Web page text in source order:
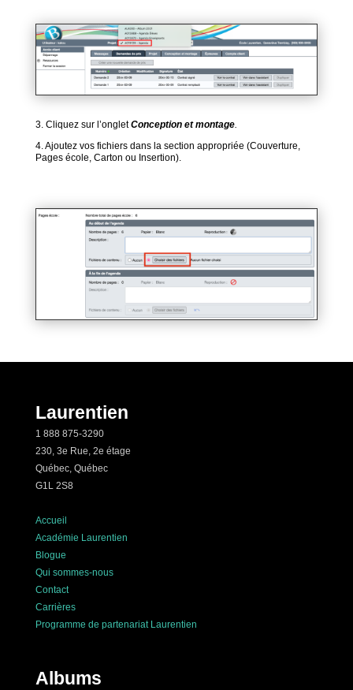
3. Cliquez sur l’ongletConception et montage.
4. Ajoutez vos fichiers dans la section appropriée (Couverture,
Pages école, Carton ou Insertion).
Laurentien
1 888 875-3290
230, 3e Rue, 2e étage
Québec, Québec
G1L 2S8
Accueil
Académie Laurentien
Blogue
Qui sommes-nous
Contact
Carrières
Programme de partenariat Laurentien
Albums